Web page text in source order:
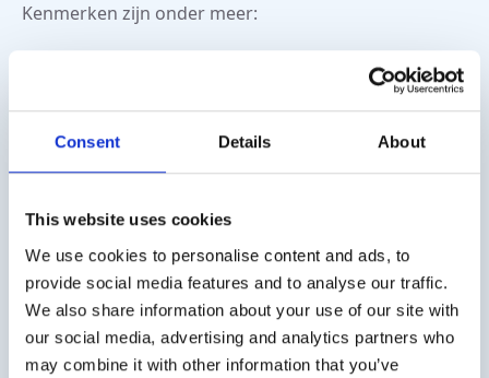
Consent Details About
This website uses cookies
We use cookies to personalise content and ads, to
provide social media features and to analyse our traffic.
We also share information about your use of our site with
our social media, advertising and analytics partners who
may combine it with other information that you’ve
Kenmerken zijn onder meer:
individueel verpakte cassettes voor optimale
hygiëne
consistente en reproduceerbare resultaten
De test is verkrijgbaar in verpakkingen van 20 stuks
en wordt vervaardigd door Abbott (artikelnummer
UPK009C).